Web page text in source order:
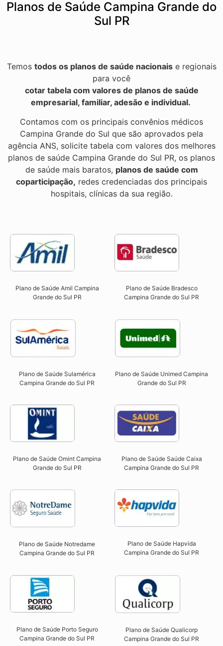
Planos de Saúde Campina Grande do
Sul PR
Temos todos os planos de saúde nacionaise regionais
para você
cotar tabela com valores de planos de saúde
empresarial, familiar, adesão e individual.
Contamos com os principais convênios médicos
Campina Grande do Sul que são aprovados pela
agência ANS, solicite tabela com valores dos melhores
planos de saúde Campina Grande do Sul PR, os planos
de saúde mais baratos, planos de saúde com
coparticipação, redes credenciadas dos principais
hospitais, clínicas da sua região.
Plano de Saúde Amil Campina
Grande do Sul PR
Plano de Saúde Bradesco
Campina Grande do Sul PR
Plano de Saúde Sulamérica
Campina Grande do Sul PR
Plano de Saúde Unimed Campina
Grande do Sul PR
Plano de Saúde Omint Campina
Grande do Sul PR​
Plano de Saúde Saúde Caixa
Campina Grande do Sul PR​
Plano de Saúde Notredame
Campina Grande do Sul PR​
Plano de Saúde Hapvida
Campina Grande do Sul PR​
Plano de Saúde Porto Seguro
Campina Grande do Sul PR​
Plano de Saúde Qualicorp
Campina Grande do Sul PR​